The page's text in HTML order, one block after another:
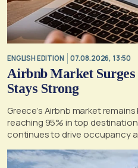
ENGLISH EDITION 07.08.2026, 13:50
Airbnb Market
Stays Strong
Greece’s Airbnb market
reaching 95% in top
continues to drive occupancy